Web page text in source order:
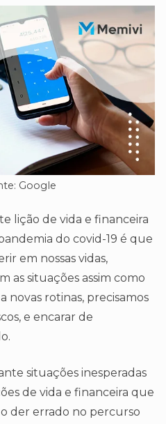
Google
lição de vida e financeira
do covid-19 é que
em nossas vidas,
as situações assim como
novas rotinas, precisamos
e encarar de
situações inesperadas
de vida e financeira que
der errado no percurso